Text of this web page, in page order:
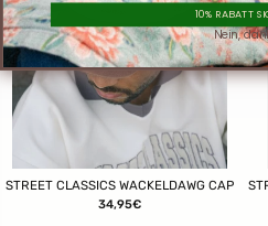
STREET CLASSICS WACKELDAWG CAP
34,95€
10% RABATT
Nein,